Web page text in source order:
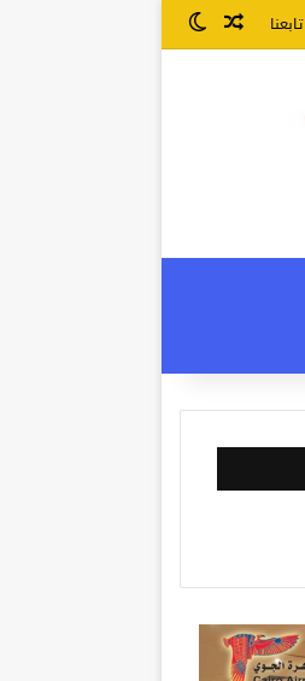
تابعنا مقال عشوائي
الوضع المظلم